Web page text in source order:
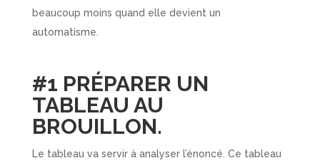
beaucoup moins quand elle devient un
automatisme.
#1 PRÉPARER UN
TABLEAU AU
BROUILLON.
Le tableau va servir à analyser l’énoncé. Ce tableau